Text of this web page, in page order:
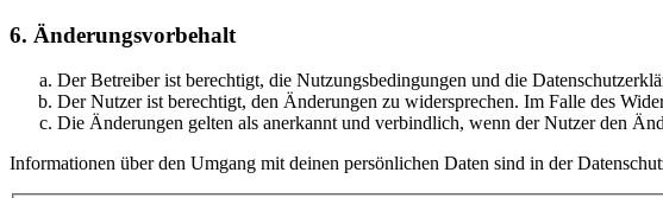
6. Änderungsvorbehalt
Der Betreiber ist berechtigt, die Nutzungsbedingungen und die
Der Nutzer ist berechtigt, den Änderungen zu widersprechen. Im Falle des
Die Änderungen gelten als anerkannt und verbindlich, wenn der Nutzer den
Informationen über den Umgang mit deinen persönlichen Daten sind in der